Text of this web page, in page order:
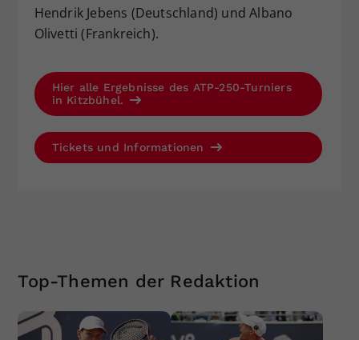
Hendrik Jebens (Deutschland) und Albano
Olivetti (Frankreich).
Hier alle Ergebnisse des ATP-250-Turniers
in Kitzbühel.
Tickets und Informationen
Top-Themen der Redaktion